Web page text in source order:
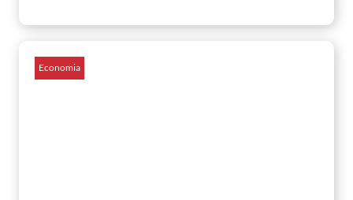
Economia